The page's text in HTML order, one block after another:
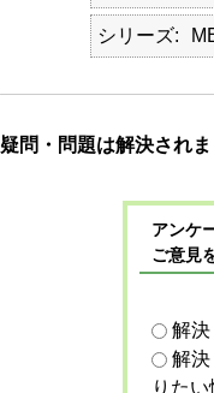
シリーズ
疑問・問題は解決され
アンケ
ご意見
解
解
りた